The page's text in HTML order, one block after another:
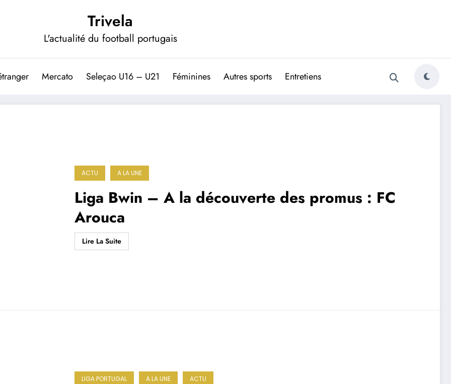
Trivela
L'actualité du football portugais
Mercato Seleçao U16 – U21 Féminines Autres sports Entretiens
ACTU A LA UNE
Liga Bwin – A la découverte des promus : FC
Arouca
Lire La Suite
LIGA PORTUGAL A LA UNE ACTU